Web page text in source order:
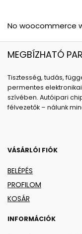
No woocommerce
MEGBÍZHATÓ
Tisztesség, tudás,
permentes
szívében. Autóipari
félvezetők – nálunk
VÁSÁRLÓI FIÓK
BELÉPÉS
PROFILOM
KOSÁR
INFORMÁCIÓK